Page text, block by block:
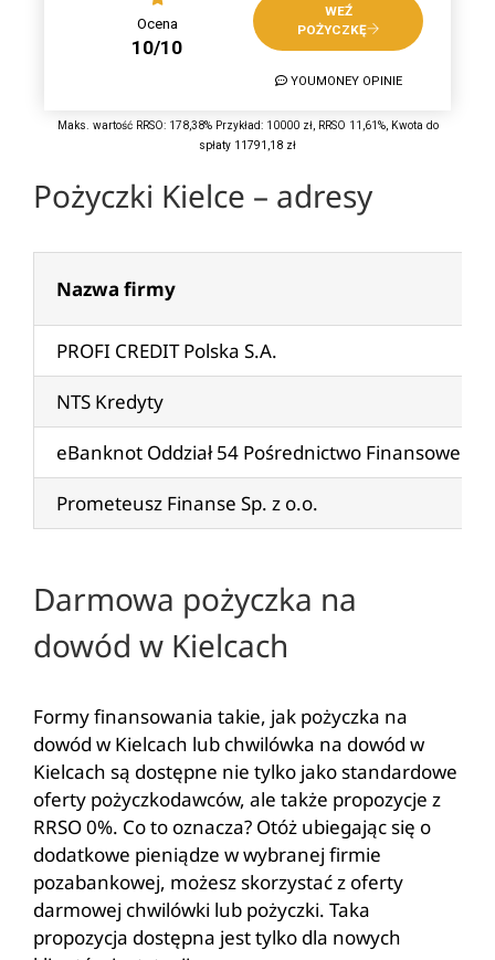
Ocena
10/10
WEŹ
POŻYCZKĘ
YOUMONEY OPINIE
Maks. wartość RRSO: 178,38% Przykład: 10000 zł, RRSO 11,61%, Kwota do
spłaty 11791,18 zł
Pożyczki Kielce – adresy
Nazwa firmy
PROFI CREDIT Polska S.A.
NTS Kredyty
eBanknot Oddział 54 Pośrednictwo Finansowe
Prometeusz Finanse Sp. z o.o.
Darmowa pożyczka na
dowód w Kielcach
Formy finansowania takie, jak pożyczka na
dowód w Kielcach lub chwilówka na dowód w
Kielcach są dostępne nie tylko jako standardowe
oferty pożyczkodawców, ale także propozycje z
RRSO 0%. Co to oznacza? Otóż ubiegając się o
dodatkowe pieniądze w wybranej firmie
pozabankowej, możesz skorzystać z oferty
darmowej chwilówki lub pożyczki. Taka
propozycja dostępna jest tylko dla nowych